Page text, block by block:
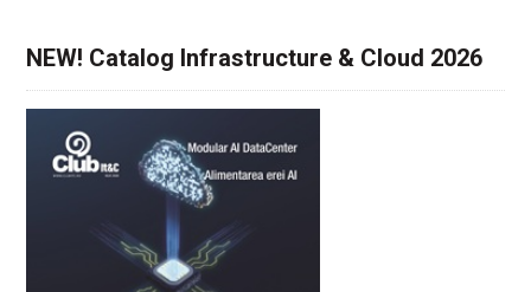
NEW! Catalog Infrastructure & Cloud 2026